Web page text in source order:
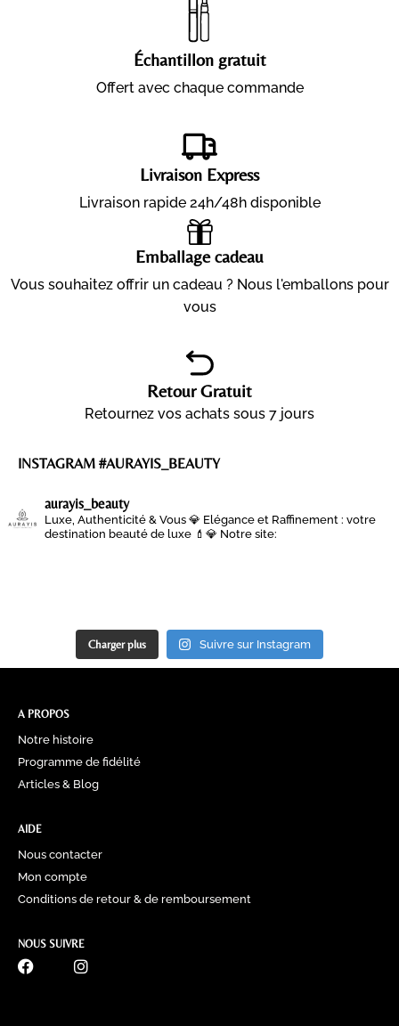
Échantillon gratuit
Offert avec chaque commande
Livraison Express
Livraison rapide 24h/48h disponible
Emballage cadeau
Vous souhaitez offrir un cadeau ? Nous l'emballons pour
vous
Retour Gratuit
Retournez vos achats sous 7 jours
INSTAGRAM #AURAYIS_BEAUTY
aurayis_beauty
Luxe, Authenticité & Vous 💎 Elégance et Raffinement : votre
destination beauté de luxe 💄💎 Notre site:
Charger plus Suivre sur Instagram
A PROPOS
Notre histoire
Programme de fidélité
Articles & Blog
AIDE
Nous contacter
Mon compte
Conditions de retour & de remboursement
NOUS SUIVRE